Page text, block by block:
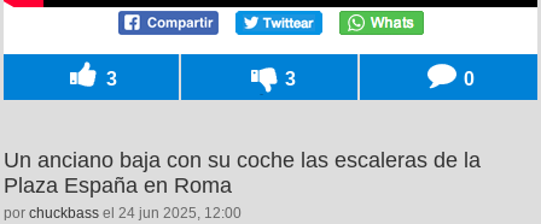
3 3 0
Un anciano baja con su coche las escaleras de la
Plaza España en Roma
por chuckbass el 24 jun 2025, 12:00